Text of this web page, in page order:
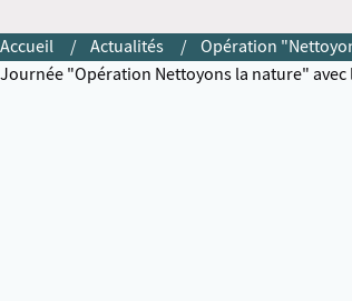
Accueil Actualités
Opération
Journée "Opération Nettoyons la nature" avec